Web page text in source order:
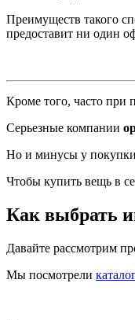
Преимуществ такого
предоставит ни один
Кроме того, часто при
Cерьезные компании
Но и минусы у покупки
Чтобы купить вещь в
Как выбрать
Давайте рассмотрим
Мы посмотрели